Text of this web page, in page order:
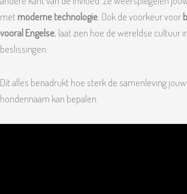
metmoderne technologie . Ook de voorkeur voor
vooral Engelse, laat zien hoe de wereldse cultuur
beslissingen.
Dit alles benadrukt hoe sterk de samenleving
hondennaam kan bepalen.